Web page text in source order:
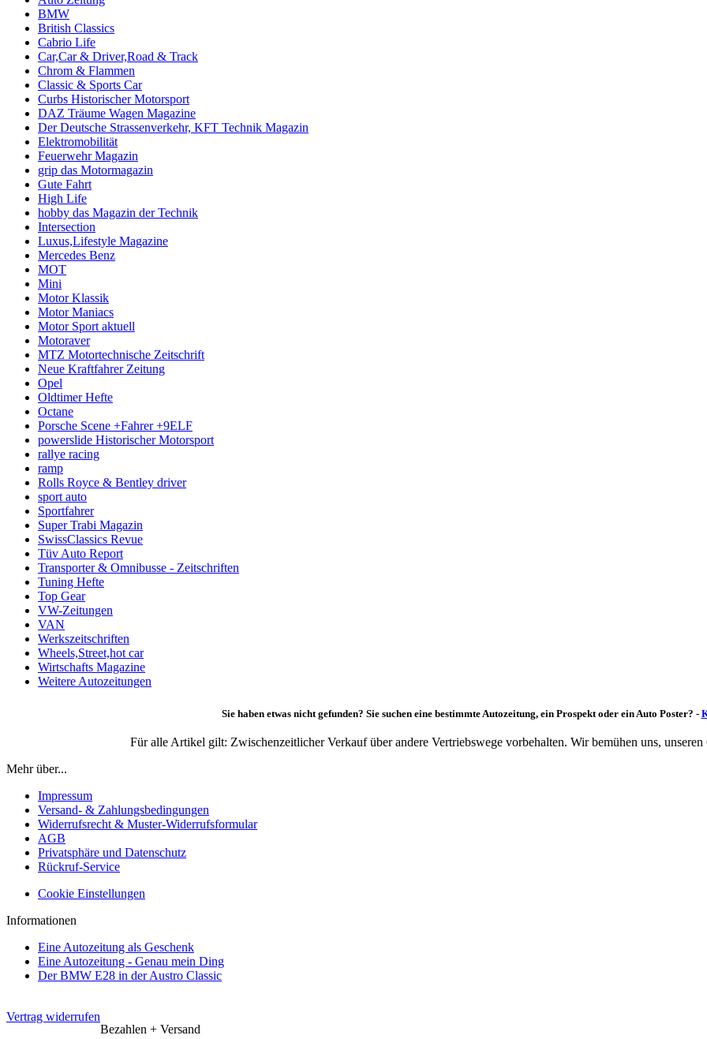
BMW
British Classics
Cabrio Life
Car,Car & Driver,Road & Track
Chrom & Flammen
Classic & Sports Car
Curbs Historischer Motorsport
DAZ Träume Wagen Magazine
Der Deutsche Strassenverkehr, KFT Technik Magazin
Elektromobilität
Feuerwehr Magazin
grip das Motormagazin
Gute Fahrt
High Life
hobby das Magazin der Technik
Intersection
Luxus,Lifestyle Magazine
Mercedes Benz
MOT
Mini
Motor Klassik
Motor Maniacs
Motor Sport aktuell
Motoraver
MTZ Motortechnische Zeitschrift
Neue Kraftfahrer Zeitung
Opel
Oldtimer Hefte
Octane
Porsche Scene +Fahrer +9ELF
powerslide Historischer Motorsport
rallye racing
ramp
Rolls Royce & Bentley driver
sport auto
Sportfahrer
Super Trabi Magazin
SwissClassics Revue
Tüv Auto Report
Transporter & Omnibusse - Zeitschriften
Tuning Hefte
Top Gear
VW-Zeitungen
VAN
Werkszeitschriften
Wheels,Street,hot car
Wirtschafts Magazine
Weitere Autozeitungen
Sie haben etwas nicht gefunden? Sie suchen eine bestimmte Autozeitung, ein Prospekt oder ein Auto Poster? -
Für alle Artikel gilt: Zwischenzeitlicher Verkauf über andere Vertriebswege vorbehalten. Wir bemühen uns,
Mehr über...
Impressum
Versand- & Zahlungsbedingungen
Widerrufsrecht & Muster-Widerrufsformular
AGB
Privatsphäre und Datenschutz
Rückruf-Service
Cookie Einstellungen
Informationen
Eine Autozeitung als Geschenk
Eine Autozeitung - Genau mein Ding
Der BMW E28 in der Austro Classic
Vertrag widerrufen
Bezahlen + Versand